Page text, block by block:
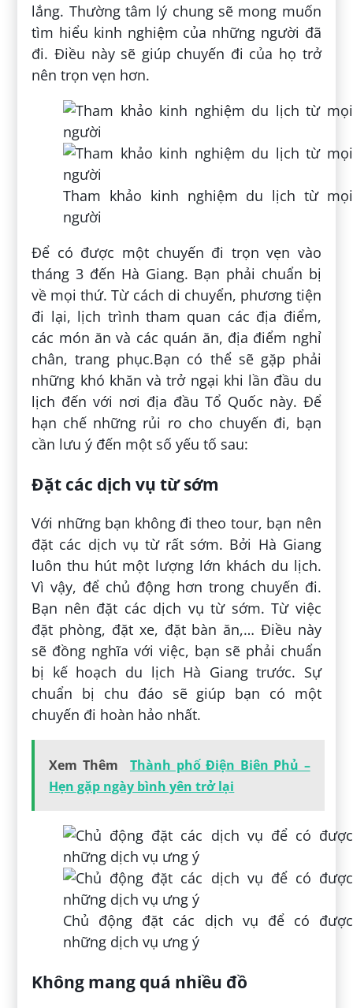
lắng. Thường tâm lý chung sẽ mong muốn
tìm hiểu kinh nghiệm của những người đã
đi. Điều này sẽ giúp chuyến đi của họ trở
nên trọn vẹn hơn.
Tham khảo kinh nghiệm du lịch từ mọi
người
Để có được một chuyến đi trọn vẹn vào
tháng 3 đến Hà Giang. Bạn phải chuẩn bị
về mọi thứ. Từ cách di chuyển, phương tiện
đi lại, lịch trình tham quan các địa điểm,
các món ăn và các quán ăn, địa điểm nghỉ
chân, trang phục.Bạn có thể sẽ gặp phải
những khó khăn và trở ngại khi lần đầu du
lịch đến với nơi địa đầu Tổ Quốc này. Để
hạn chế những rủi ro cho chuyến đi, bạn
cần lưu ý đến một số yếu tố sau:
Đặt các dịch vụ từ sớm
Với những bạn không đi theo tour, bạn nên
đặt các dịch vụ từ rất sớm. Bởi Hà Giang
luôn thu hút một lượng lớn khách du lịch.
Vì vậy, để chủ động hơn trong chuyến đi.
Bạn nên đặt các dịch vụ từ sớm. Từ việc
đặt phòng, đặt xe, đặt bàn ăn,… Điều này
sẽ đồng nghĩa với việc, bạn sẽ phải chuẩn
bị kế hoạch du lịch Hà Giang trước. Sự
chuẩn bị chu đáo sẽ giúp bạn có một
chuyến đi hoàn hảo nhất.
Xem Thêm
Thành phố Điện Biên Phủ –
Hẹn gặp ngày bình yên trở lại
Chủ động đặt các dịch vụ để có được
những dịch vụ ưng ý
Không mang quá nhiều đồ